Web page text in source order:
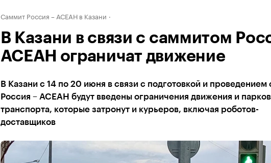
Саммит Россия – АСЕАН в Казани
В Казани в связи с саммитом
АСЕАН ограничат движение
В Казани с 14 по 20 июня в связи с подготовкой и проведением
Россия – АСЕАН будут введены ограничения движения и
транспорта, которые затронут и курьеров, включая роботов-
доставщиков